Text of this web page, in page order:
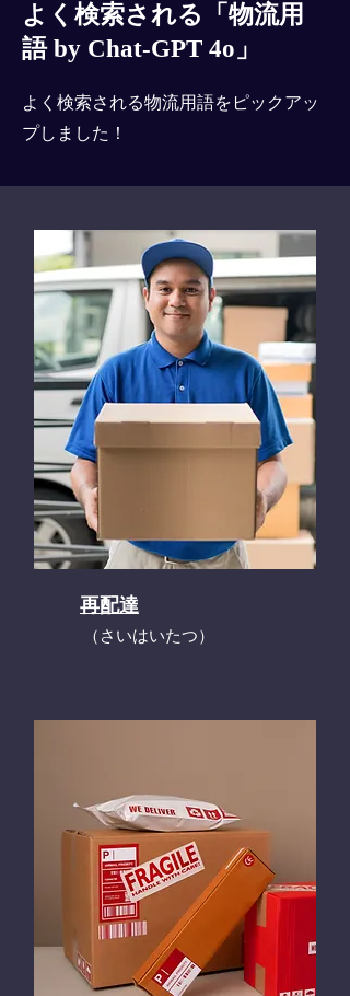
よく検索される「物流用
語 by Chat-GPT 4o」
よく検索される物流用語をピックアッ
プしました！
再配達
​（さいはいたつ）